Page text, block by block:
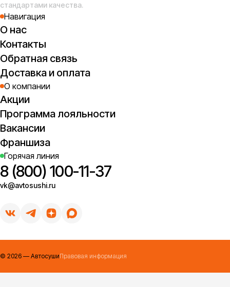
стандартами качества.
Навигация
О нас
Контакты
Обратная связь
Доставка и оплата
О компании
Акции
Программа лояльности
Вакансии
Франшиза
Горячая линия
8 (800) 100-11-37
vk@avtosushi.ru
© 2026 — АвтосушиПравовая информация